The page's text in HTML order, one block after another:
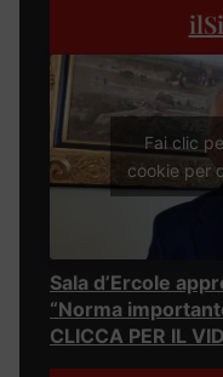
Fai clic
cookie per
Sala d’Ercole
“Norma
CLICCA PER IL